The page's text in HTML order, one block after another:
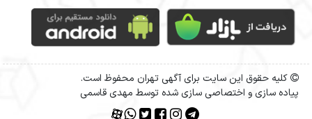
کلیه حقوق این سایت برای آگهی تهران محفوظ است.
پیاده سازی و اختصاصی سازی شده توسط مهدی قاسمی